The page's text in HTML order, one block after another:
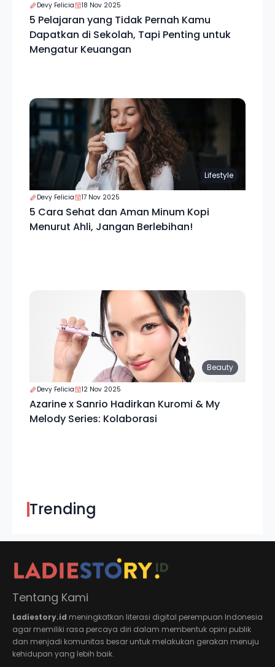
Devy Felicia 18 Nov 2025
5 Pelajaran yang Tidak Pernah Kamu
Dapatkan di Sekolah, Tapi Penting untuk
Mengatur Keuangan
Lifestyle
Devy Felicia 17 Nov 2025
5 Cara Sehat dan Aman Minum Kopi
Menurut Ahli, Jangan Berlebihan!
Beauty
Devy Felicia 12 Nov 2025
Azarine x Sanrio Hadirkan Kuromi & My
Melody Series: Kolaborasi
Trending
Tentang Kami
Ladiestory.id meningkatkan literasi digital perempuan Indonesia
agar memiliki rasa percaya diri dalam membentuk opini publik
dan menjadi komunitas besar untuk melakukan gerakan menuju
kehidupan yang lebih baik.